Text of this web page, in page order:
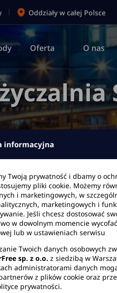
Godzina
kaucji Brak
Oddziały w całej Polsce
Oferta O nas
informacyjna
Twoją prywatność i dbamy o
pliki cookie. Możemy
i marketingowych, w
marketingowych i
Jeśli chcesz dostosować
w dowolnym momencie
lub w ustawieniach serwisu
Twoich danych osobowych
sp. z o.o. z siedzibą w
administratorami danych
z plików cookie oraz
prywatności.